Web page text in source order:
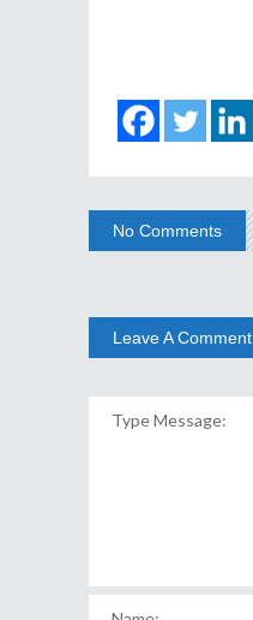
No Comments
Leave A Comment